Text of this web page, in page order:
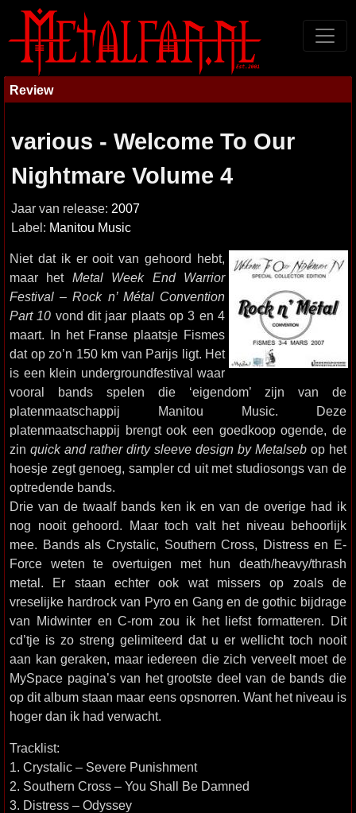
Review
various - Welcome To Our
Nightmare Volume 4
Jaar van release: 2007
Label: Manitou Music
Niet dat ik er ooit van gehoord hebt,
maar het Metal Week End Warrior
Festival – Rock n’ Métal Convention
Part 10 vond dit jaar plaats op 3 en 4
maart. In het Franse plaatsje Fismes
dat op zo’n 150 km van Parijs ligt. Het
is een klein undergroundfestival waar
vooral bands spelen die ‘eigendom’ zijn van de
platenmaatschappij Manitou Music. Deze
platenmaatschappij brengt ook een goedkoop ogende, de
zin quick and rather dirty sleeve design by Metalseb op het
hoesje zegt genoeg, sampler cd uit met studiosongs van de
optredende bands.
Drie van de twaalf bands ken ik en van de overige had ik
nog nooit gehoord. Maar toch valt het niveau behoorlijk
mee. Bands als Crystalic, Southern Cross, Distress en E-
Force weten te overtuigen met hun death/heavy/thrash
metal. Er staan echter ook wat missers op zoals de
vreselijke hardrock van Pyro en Gang en de gothic bijdrage
van Midwinter en C-rom zou ik het liefst formatteren. Dit
cd’tje is zo streng gelimiteerd dat u er wellicht toch nooit
aan kan geraken, maar iedereen die zich verveelt moet de
MySpace pagina’s van het grootste deel van de bands die
op dit album staan maar eens opsnorren. Want het niveau is
hoger dan ik had verwacht.
Tracklist:
1. Crystalic – Severe Punishment
2. Southern Cross – You Shall Be Damned
3. Distress – Odyssey